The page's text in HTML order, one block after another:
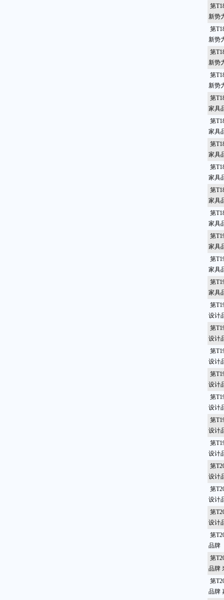
第
新势
第
新势
第
新势
第
新势
第
家具
第
家具
第
家具
第
家具
第
家具
第
家具
第
家具
第
家具
第
家具
第
设计
第
设计
第
设计
第
设计
第
设计
第
设计
第
设计
第
设计
第
设计
第
设计
第
品牌
第
品牌
第
品牌